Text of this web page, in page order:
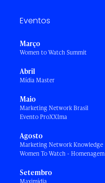
Eventos
Março
Women to Watch Summit
Abril
Mídia Master
Maio
Marketing Network Brasil
Evento ProXXIma
Agosto
Marketing Network Knowledge
Women To Watch - Homenagem
Setembro